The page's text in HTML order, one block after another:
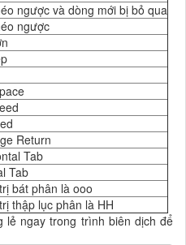
ngược và dòng mới bị bỏ qua
ngược
Return
Tab
Tab
bát phân là ooo
thập lục phân là HH
lẻ ngay trong trình biên dịch để